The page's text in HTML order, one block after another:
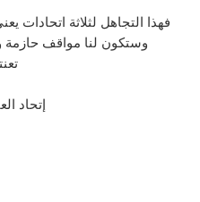
فهذا التجاهل لثلاثة اتحادات
وستكون لنا مواقف حازمة
إتحاد